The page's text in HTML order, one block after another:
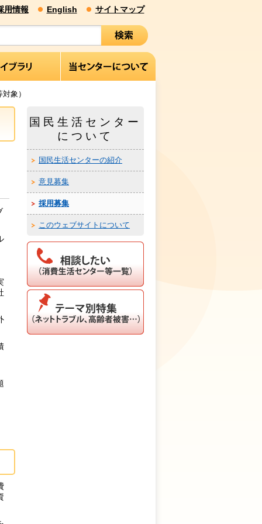
用情報 English サイトマップ
象）
国民生活センター
について
国民生活センターの紹介
意見募集
採用募集
このウェブサイトについて